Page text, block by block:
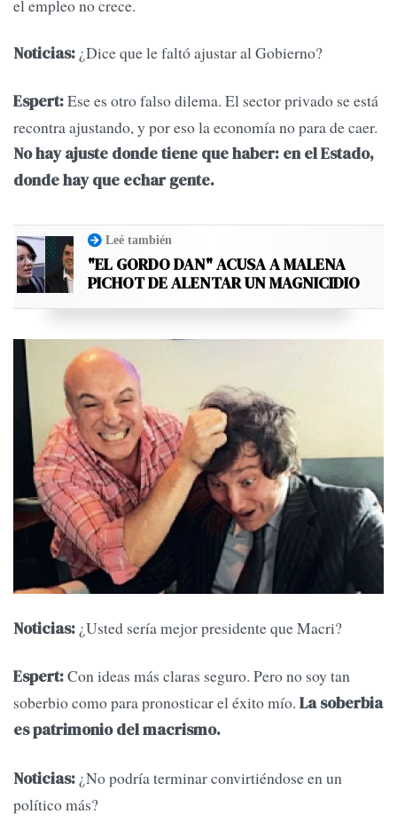
el empleo no crece.
Noticias: ¿Dice que le faltó ajustar al Gobierno?
Espert:Ese es otro falso dilema. El sector privado se está
recontra ajustando, y por eso la economía no para de caer.
No hay ajuste donde tiene que haber: en el Estado,
donde hay que echar gente.
Leé también
"EL GORDO DAN" ACUSA A MALENA
PICHOT DE ALENTAR UN MAGNICIDIO
Noticias: ¿Usted sería mejor presidente que Macri?
Espert:Con ideas más claras seguro. Pero no soy tan
soberbio como para pronosticar el éxito mío. La soberbia
es patrimonio del macrismo.
Noticias: ¿No podría terminar convirtiéndose en un
político más?